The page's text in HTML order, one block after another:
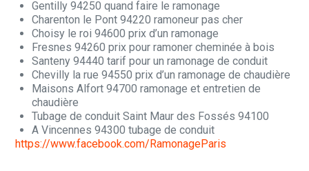
Gentilly 94250 quand faire le ramonage
Charenton le Pont 94220 ramoneur pas cher
Choisy le roi 94600 prix d’un ramonage
Fresnes 94260 prix pour ramoner cheminée à bois
Santeny 94440 tarif pour un ramonage de conduit
Chevilly la rue 94550 prix d’un ramonage de chaudière
Maisons Alfort 94700 ramonage et entretien de
chaudière
Tubage de conduit Saint Maur des Fossés 94100
A Vincennes 94300 tubage de conduit
https://www.facebook.com/RamonageParis